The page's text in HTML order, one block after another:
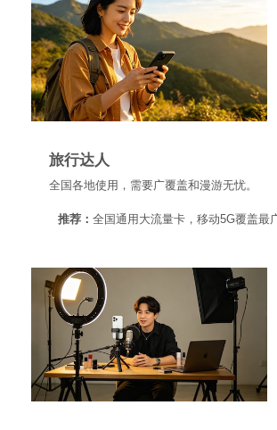
旅行达人
全国各地使用，需要广覆盖和漫游无忧。
推荐： 全国通用大流量卡，移动5G覆盖最